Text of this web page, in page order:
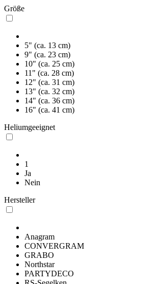
Größe
5" (ca. 13 cm)
9" (ca. 23 cm)
10" (ca. 25 cm)
11" (ca. 28 cm)
12" (ca. 31 cm)
13" (ca. 32 cm)
14" (ca. 36 cm)
16" (ca. 41 cm)
Heliumgeeignet
1
Ja
Nein
Hersteller
Anagram
CONVERGRAM
GRABO
Northstar
PARTYDECO